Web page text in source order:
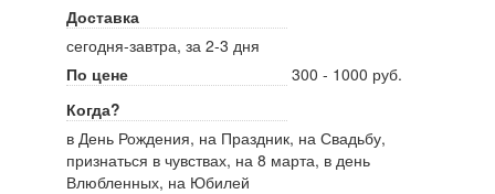
Доставка
сегодня-завтра, за 2-3 дня
По цене
300 - 1000 руб.
Когда?
в День Рождения, на Праздник, на Свадьбу,
признаться в чувствах, на 8 марта, в день
Влюбленных, на Юбилей